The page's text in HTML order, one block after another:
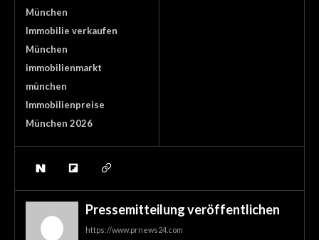
München
Immobilie verkaufen
München
immobilienmarkt
münchen
Immobilienpreise
München 2026
Pressemitteilung veröffentlichen
https://www.prnews24.com